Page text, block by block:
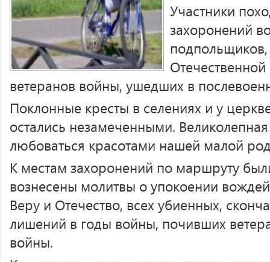
Участники
захоронений
ветеранов войны, ушедших в
Поклонные кресты в селениях и у
остались незамеченными.
любоваться красотами нашей малой
К местам захоронений по маршруту
вознесены молитвы о упокоении
Веру и Отечество, всех убиенных,
лишений в годы войны, почивших
войны.